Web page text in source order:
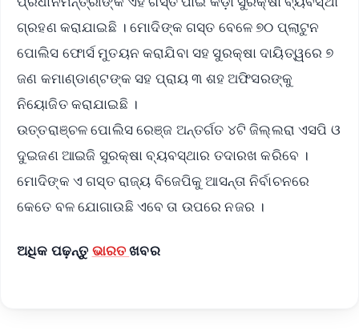
ଗ୍ରହଣ କରାଯାଇଛି । ମୋଦିଙ୍କ ଗସ୍ତ ବେଳେ ୭୦ ପ୍ଲାଟୁନ
ପୋଲିସ ଫୋର୍ସ ମୁତୟନ କରାଯିବା ସହ ସୁରକ୍ଷା ଦାୟିତ୍ୱରେ ୭
ଜଣ କମାଣ୍ଡାଣ୍ଟଙ୍କ ସହ ପ୍ରାୟ ୩ ଶହ ଅଫିସରଙ୍କୁ
ନିୟୋଜିତ କରାଯାଇଛି ।
ଉତ୍ତରାଞ୍ଚଳ ପୋଲିସ ରେଞ୍ଜ ଅନ୍ତର୍ଗତ ୪ଟି ଜିଲ୍ଲରା ଏସପି ଓ
ଦୁଇଜଣ ଆଇଜି ସୁରକ୍ଷା ବ୍ୟବସ୍ଥାର ତଦାରଖ କରିବେ ।
ମୋଦିଙ୍କ ଏ ଗସ୍ତ ରାଜ୍ୟ ବିଜେପିକୁ ଆସନ୍ତା ନିର୍ବାଚନରେ
କେତେ ବଳ ଯୋଗାଉଛି ଏବେ ତା ଉପରେ ନଜର ।
ଅଧିକ ପଢ଼ନ୍ତୁ ଭାରତଖବର